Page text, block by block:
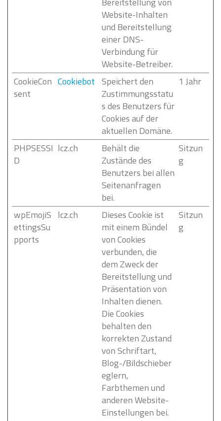
Website-Inhalten
und Bereitstellung
einer DNS-
Verbindung für
Website-Betreiber.
CookieCon
sent
Cookiebot Speichert den
Zustimmungsstatu
s des Benutzers für
Cookies auf der
aktuellen Domäne.
1 Jahr
PHPSESSI
D
lcz.ch Behält die
Zustände des
Benutzers bei allen
Seitenanfragen
bei.
Sitzun
g
wpEmojiS
ettingsSu
pports
lcz.ch Dieses Cookie ist
mit einem Bündel
von Cookies
verbunden, die
dem Zweck der
Bereitstellung und
Präsentation von
Inhalten dienen.
Die Cookies
behalten den
korrekten Zustand
von Schriftart,
Blog-/Bildschieber
eglern,
Farbthemen und
anderen Website-
Einstellungen bei.
Sitzun
g